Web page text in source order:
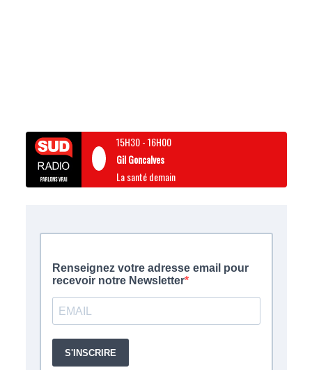
15H30-16H00
Gil Goncalves
La santé demain